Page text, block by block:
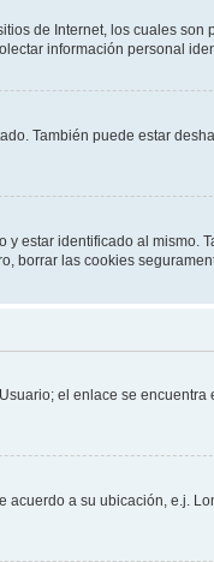
de Internet, los cuales
información personal
También puede estar
estar identificado al mismo.
borrar las cookies
el enlace se
a su ubicación, e.j.